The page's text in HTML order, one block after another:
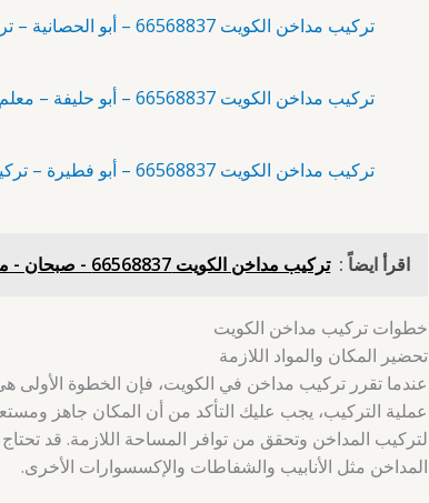
تركيب مداخن الكويت 66568837 – أبو الحصانية – تركيب مداخن
تركيب مداخن الكويت 66568837 – أبو حليفة – معلم تركيب مداخن
تركيب مداخن الكويت 66568837 – أبو فطيرة – تركيب شفاطات
اقرأ ايضاً : تركيب مداخن الكويت 66568837 - صبحان - معلم تركيب مداخن
خطوات تركيب مداخن الكويت
تحضير المكان والمواد اللازمة
عندما تقرر تركيب مداخن في الكويت، فإن الخطوة الأولى
عملية التركيب، يجب عليك التأكد من أن المكان جاهز
لتركيب المداخن وتحقق من توافر المساحة اللازمة. قد
المداخن مثل الأنابيب والشفاطات والإكسسوارات الأخرى.